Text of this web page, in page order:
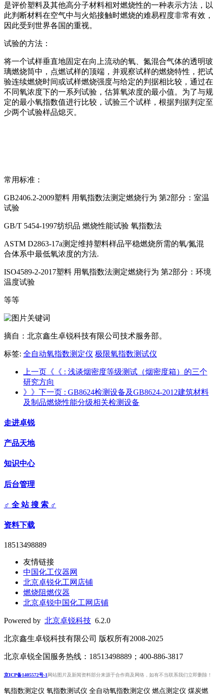
是评价塑料及其他高分子材料相对燃烧性的一种表示方法，以
此判断材料在空气中与火焰接触时燃烧的难易程度非常有效，
因此受到世界各国的重视。
试验的方法：
将一个试样垂直地固定在向上流动的氧、氮混合气体的透明玻
璃燃烧筒中，点燃试样的顶端，并观察试样的燃烧特性，把试
验连续燃烧时间或试样燃烧强度与给定的判据相比较，通过在
不同氧浓度下的一系列试验，估算氧浓度的最小值。为了与规
定的最小氧指数值进行比较，试验三个试样，根据判据判定至
少两个试验样品熄灭。
常用标准：
GB2406.2-2009塑料 用氧指数法测定燃烧行为 第2部分：室温
试验
GB/T 5454-1997纺织品 燃烧性能试验 氧指数法
ASTM D2863-17a测定维持塑料样品平稳燃烧所需的氧/氮混
合体系中最低氧浓度的方法.
ISO4589-2-2017塑料 用氧指数法测定燃烧行为 第2部分：环境
温度试验
等等
摘自：北京鑫生卓锐科技有限公司技术服务部。
标签: 全自动氧指数测定仪 极限氧指数测试仪
上一页《《 : 浅谈烟密度等级测试（烟密度箱）的三个
研究方向
》》下一页 : GB8624检测设备及GB8624-2012建筑材料
及制品燃烧性能分级相关检测设备
走进卓锐
产品天地
知识中心
后台管理
♂ 全 站 搜 索 ♂
资料下载
18513498889
友情链接
中国化工仪器网
北京卓锐化工网店铺
燃烧阻燃仪器
北京卓锐中国化工网店铺
Powered by 北京卓锐科技 6.2.0
北京鑫生卓锐科技有限公司 版权所有2008-2025
北京卓锐全国服务热线：18513498889；400-886-3817
京ICP备1405572号-1网站图片及新闻资料部分来源于合作商及网络，如有不当联系我们立即删除！
氧指数测定仪 氧指数测试仪 全自动氧指数测定仪 燃点测定仪 煤炭燃